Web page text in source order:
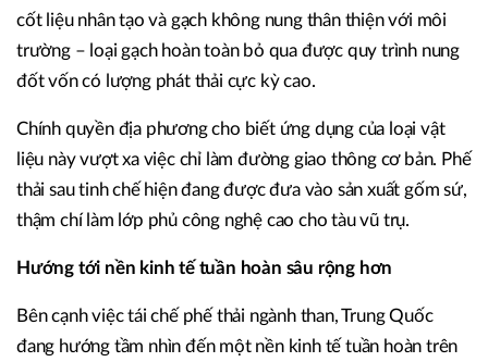
cốt liệu nhân tạo và gạch không nung thân thiện với môi
trường – loại gạch hoàn toàn bỏ qua được quy trình nung
đốt vốn có lượng phát thải cực kỳ cao.
Chính quyền địa phương cho biết ứng dụng của loại vật
liệu này vượt xa việc chỉ làm đường giao thông cơ bản. Phế
thải sau tinh chế hiện đang được đưa vào sản xuất gốm sứ,
thậm chí làm lớp phủ công nghệ cao cho tàu vũ trụ.
Hướng tới nền kinh tế tuần hoàn sâu rộng hơn
Bên cạnh việc tái chế phế thải ngành than, Trung Quốc
đang hướng tầm nhìn đến một nền kinh tế tuần hoàn trên